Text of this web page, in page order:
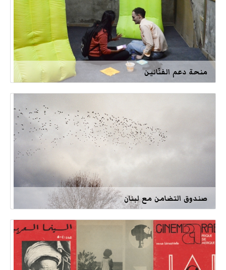
منحة دعم الفنّانين
صندوق التضامن مع لبنان